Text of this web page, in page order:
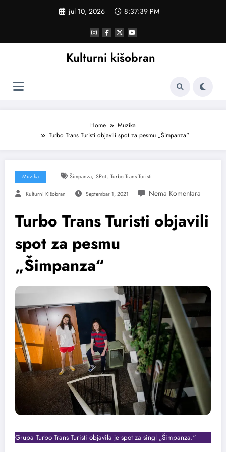
jul 10, 2026 8:37:40 PM
Kulturni kišobran
Home
Muzika
Turbo Trans Turisti objavili spot za pesmu „Šimpanza“
Muzika Šimpanza, SPot, Turbo Trans Turisti
Kulturni Kišobran Septembar 1, 2021
Turbo Trans Turisti objavili
spot za pesmu
„Šimpanza“
Grupa Turbo Trans Turisti objavila je spot za singl „Šimpanza.“